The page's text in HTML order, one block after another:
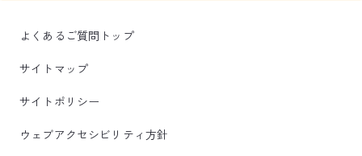
よくあるご質問トップ
サイトマップ
サイトポリシー
ウェブアクセシビリティ方針